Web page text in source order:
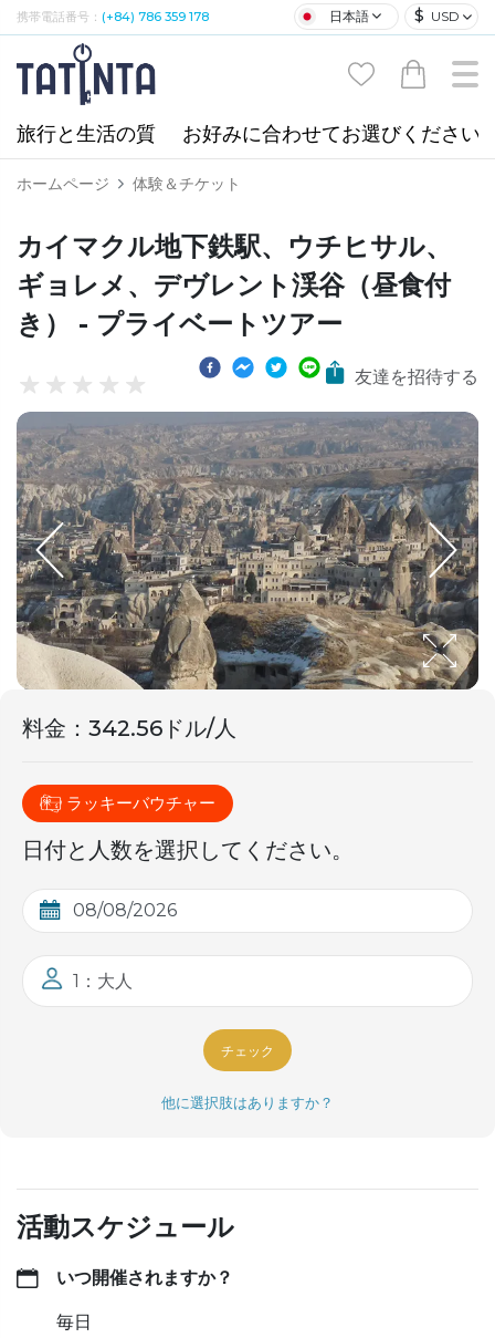
携帯電話番号： (+84) 786 359 178 日本語 $ USD
旅行と生活の質 お好みに合わせてお選びください
ホームページ 体験＆チケット
カイマクル地下鉄駅、ウチヒサル、
ギョレメ、デヴレント渓谷（昼食付
き） - プライベートツアー
友達を招待する
料金 ： 342.56ドル/人
ラッキーバウチャー
日付と人数を選択してください。
1：大人
チェック
他に選択肢はありますか？
活動スケジュール
いつ開催されますか？
毎日